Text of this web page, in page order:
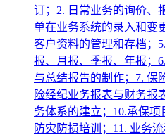
订；2. 日常业务的询价、
单在业务系统的录入和变
客户资料的管理和存档；
报、月报、季报、年报；
与总结报告的制作；7. 保
险经纪业务报表与财务报
务体系的建立；10.承保
防灾防损培训；11. 业务